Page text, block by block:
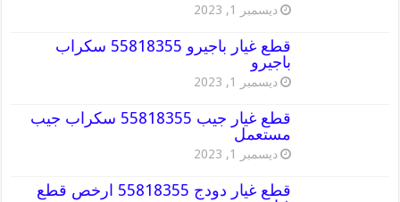
ديسمبر 1, 2023
قطع غيار باجيرو 55818355 سكراب
باجيرو
ديسمبر 1, 2023
قطع غيار جيب 55818355 سكراب جيب
مستعمل
ديسمبر 1, 2023
قطع غيار دودج 55818355 ارخص قطع